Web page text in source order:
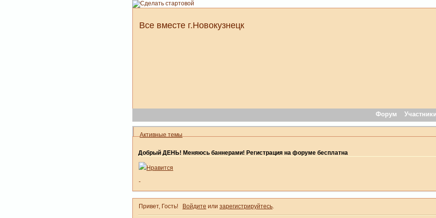
Все вместе г.Новокузнецк
Форум Участники
Активные темы
Добрый ДЕНЬ! Меняюсь баннерами! Регистрация на форуме бесплатна
Нравится
-
Привет, Гость! Войдите или зарегистрируйтесь.